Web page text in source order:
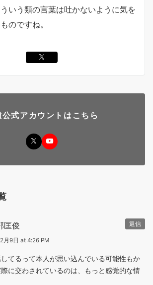
いう類の言葉は吐かないように気を
のですね。
公式アカウントはこちら
返信
匡俊
月9日 at 4:26 PM
てるって本人が思い込んでいる可能性もか
に交わされているのは、もっと感覚的な情